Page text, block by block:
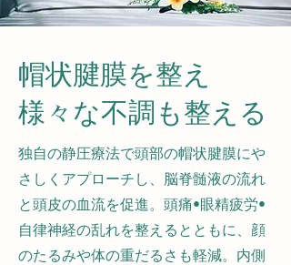
帽状腱膜を整え
​様々な不調も整える
​独自の静圧療法で頭部の帽状腱膜にや
さしくアプローチし、脳脊髄液の流れ
と頭皮の血流を促進。頭痛•眼精疲労•
自律神経の乱れを整えるとともに、顔
のたるみや体の重だるさも軽減。内側